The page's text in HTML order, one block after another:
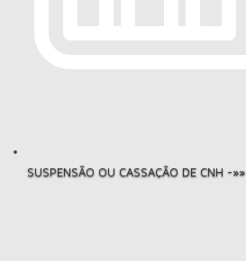
SUSPENSÃO OU CASSAÇÃO DE CNH -»»